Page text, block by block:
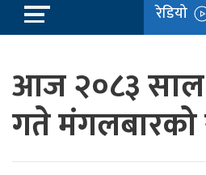
रेडियो
आज २०८३
गते